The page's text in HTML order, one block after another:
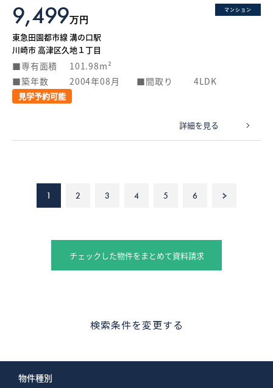
マンション
9,499万円
東急田園都市線 溝の口駅
川崎市 高津区久地１丁目
専有面積
101.98m²
築年数
2004年08月 間取り 4LDK
見学予約可能
詳細を見る
1 2 3 4 5 6 >
チェックした物件をまとめて資料請求
検索条件を変更する
物件種別